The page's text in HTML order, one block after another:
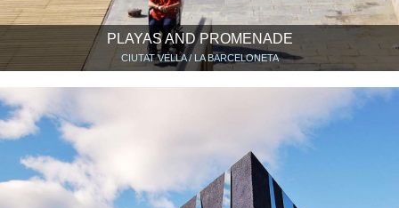
PLAYAS AND PROMENADE
CIUTAT VELLA / LA BARCELONETA